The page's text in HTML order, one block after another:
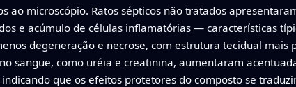
ao microscópio. Ratos sépticos não tratados
e acúmulo de células inflamatórias — características
degeneração e necrose, com estrutura tecidual mais
sangue, como uréia e creatinina, aumentaram
que os efeitos protetores do composto se